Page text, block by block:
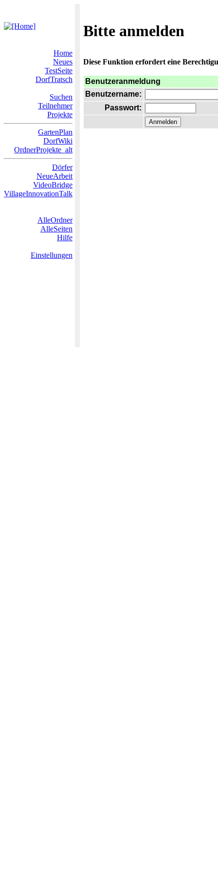
Bitte anmelden
Home
Neues
TestSeite
DorfTratsch
Suchen
Teilnehmer
Projekte
GartenPlan
DorfWiki
OrdnerProjekte_alt
Dörfer
NeueArbeit
VideoBridge
VillageInnovationTalk
AlleOrdner
AlleSeiten
Hilfe
Einstellungen
Diese Funktion erfordert eine
Benutzeranmeldung
Benutzername:
Passwort: